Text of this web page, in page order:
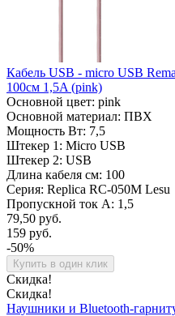
Кабель USB - micro USB
100см 1,5A (pink)
Основной цвет: pink
Основной материал: ПВХ
Мощность Вт: 7,5
Штекер 1: Micro USB
Штекер 2: USB
Длина кабеля см: 100
Серия: Replica RC-050M Lesu
Пропускной ток А: 1,5
79,50 руб.
159 руб.
-50%
Купить в один клик
Скидка!
Скидка!
Наушники и Bluetooth-